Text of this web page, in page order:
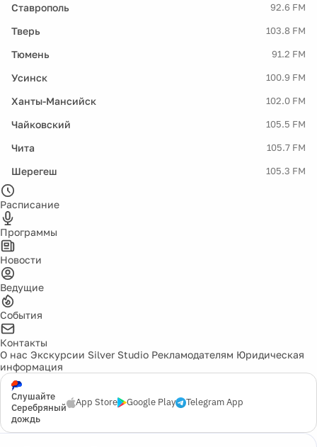
Ставрополь 92.6 FM
Тверь 103.8 FM
Тюмень 91.2 FM
Усинск 100.9 FM
Ханты-Мансийск 102.0 FM
Чайковский 105.5 FM
Чита 105.7 FM
Шерегеш 105.3 FM
Расписание
Программы
Новости
Ведущие
События
Контакты
О нас Экскурсии Silver Studio Рекламодателям Юридическая
информация
Слушайте
Серебряный
дождь
App Store Google Play Telegram App